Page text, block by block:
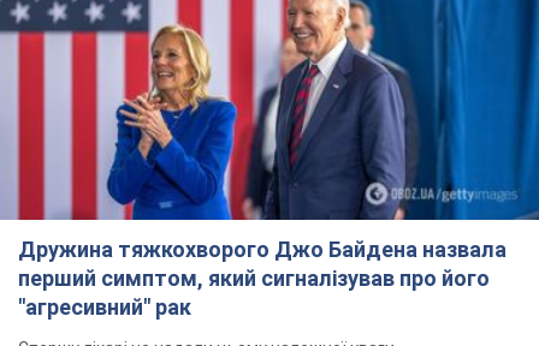
Дружина тяжкохворого Джо Байдена назвала
перший симптом, який сигналізував про його
"агресивний" рак